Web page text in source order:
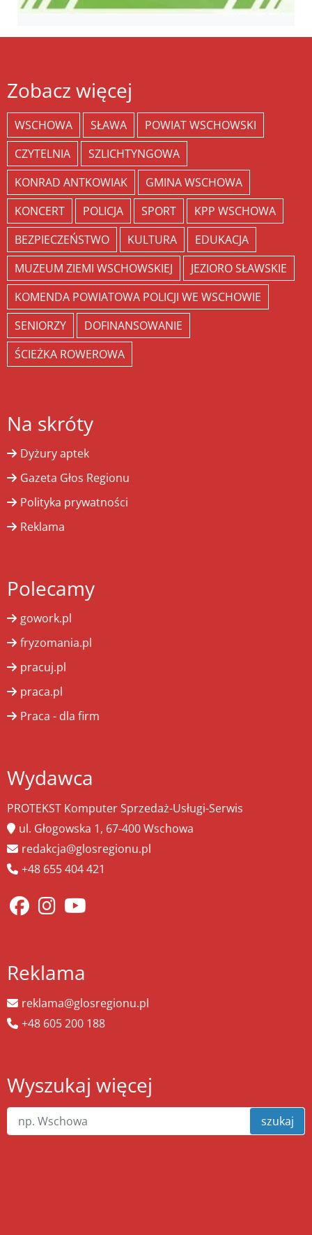
Zobacz więcej
WSCHOWA SŁAWA
POWIAT WSCHOWSKI
CZYTELNIA
SZLICHTYNGOWA
KONRAD ANTKOWIAK
GMINA WSCHOWA
KONCERT
POLICJA SPORT
KPP WSCHOWA
BEZPIECZEŃSTWO
KULTURA
EDUKACJA
MUZEUM ZIEMI WSCHOWSKIEJ
JEZIORO SŁAWSKIE
KOMENDA POWIATOWA POLICJI WE WSCHOWIE
SENIORZY
DOFINANSOWANIE
ŚCIEŻKA ROWEROWA
Na skróty
Dyżury aptek
Gazeta Głos Regionu
Polityka prywatności
Reklama
Polecamy
gowork.pl
fryzomania.pl
pracuj.pl
praca.pl
Praca - dla firm
Wydawca
PROTEKST Komputer Sprzedaż-Usługi-Serwis
ul. Głogowska 1, 67-400 Wschowa
redakcja@glosregionu.pl
+48 655 404 421
Reklama
reklama@glosregionu.pl
+48 605 200 188
Wyszukaj więcej
szukaj